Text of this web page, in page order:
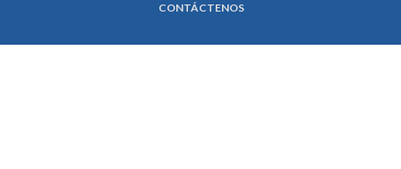
CONTÁCTENOS